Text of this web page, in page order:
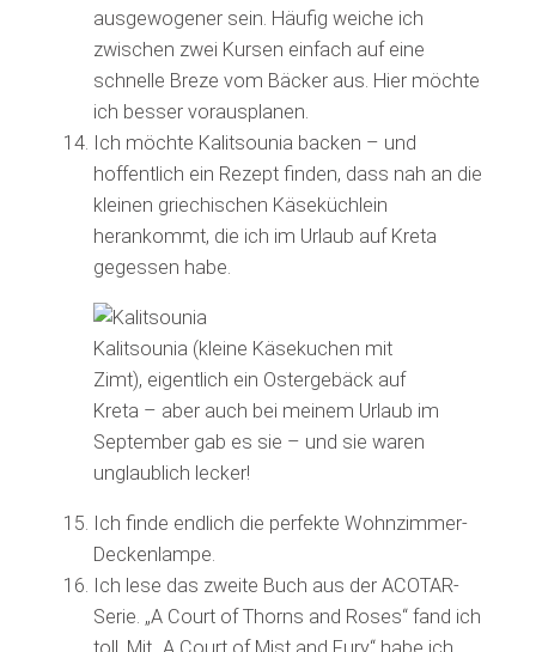
ausgewogener sein. Häufig weiche ich
zwischen zwei Kursen einfach auf eine
schnelle Breze vom Bäcker aus. Hier möchte
ich besser vorausplanen.
Ich möchte Kalitsounia backen – und
hoffentlich ein Rezept finden, dass nah an die
kleinen griechischen Käseküchlein
herankommt, die ich im Urlaub auf Kreta
gegessen habe.
Kalitsounia (kleine Käsekuchen mit
Zimt), eigentlich ein Ostergebäck auf
Kreta – aber auch bei meinem Urlaub im
September gab es sie – und sie waren
unglaublich lecker!
Ich finde endlich die perfekte Wohnzimmer-
Deckenlampe.
Ich lese das zweite Buch aus der ACOTAR-
Serie. „A Court of Thorns and Roses“ fand ich